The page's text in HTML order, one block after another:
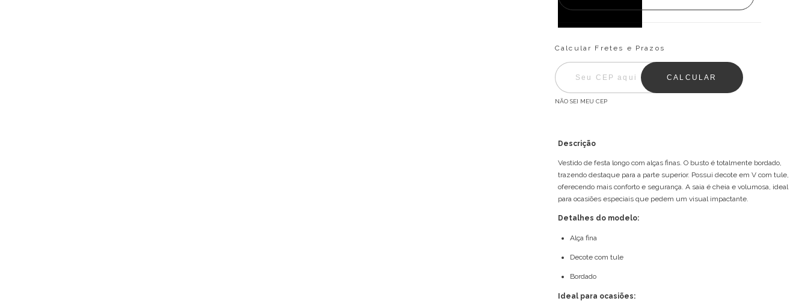
Calcular Fretes e Prazos
CALCULAR
NÃO SEI MEU CEP
Descrição
Vestido de festa longo com alças finas. O busto é totalmente bordado,
trazendo destaque para a parte superior. Possui decote em V com tule,
oferecendo mais conforto e segurança. A saia é cheia e volumosa, ideal
para ocasiões especiais que pedem um visual impactante.
Detalhes do modelo:
Alça fina
Decote com tule
Bordado
Ideal para ocasiões: